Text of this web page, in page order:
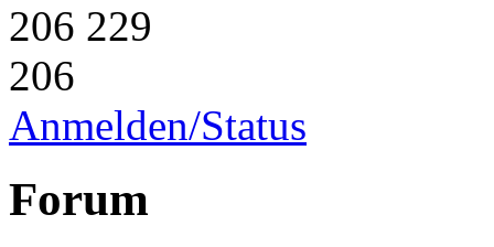
206 229
206
Anmelden/Status
Forum